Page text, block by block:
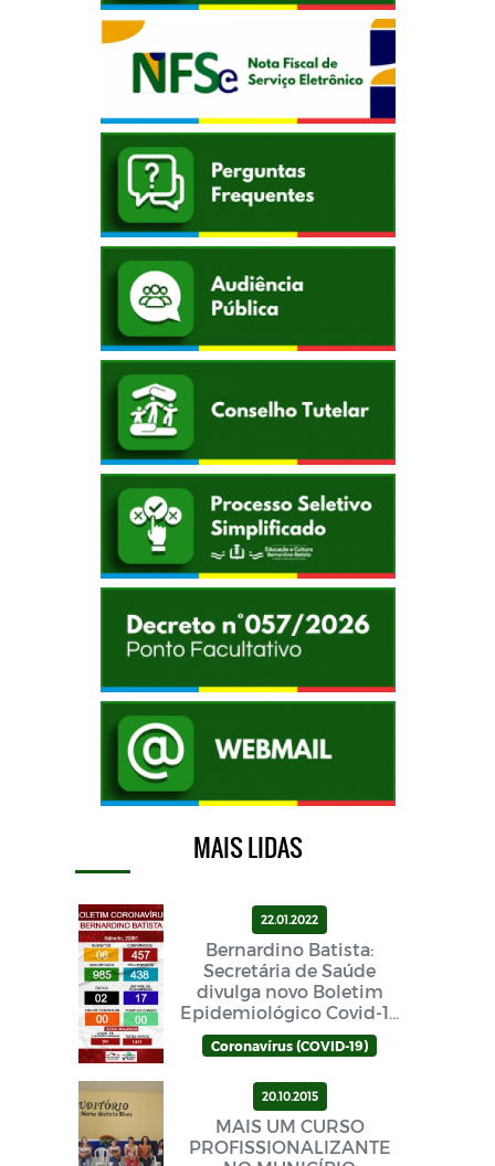
MAIS LIDAS
22.01.2022
Bernardino Batista:
Secretária de Saúde
divulga novo Boletim
Epidemiológico Covid-19
neste sábado (22/01)
Coronavírus (COVID-19)
20.10.2015
MAIS UM CURSO
PROFISSIONALIZANTE